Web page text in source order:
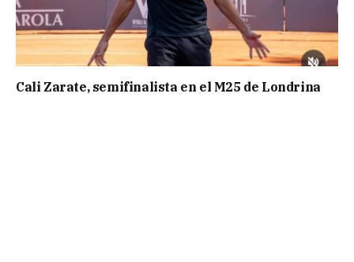
Cali Zarate, semifinalista en el M25 de Londrina